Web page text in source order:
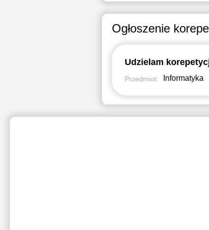
Ogłoszenie
Przedmiot: Informatyka